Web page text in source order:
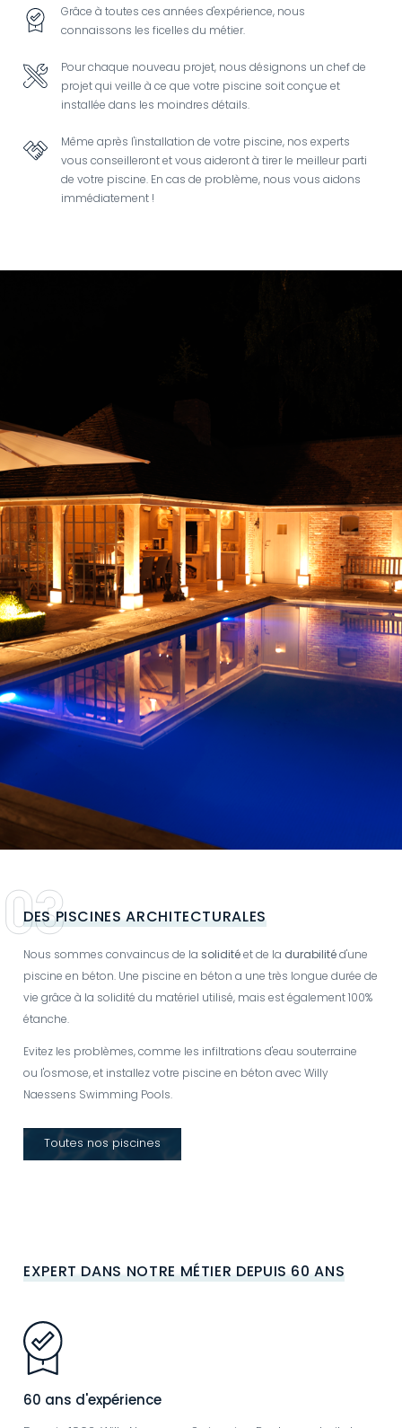
Image
Grâce à toutes ces années d'expérience, nous
connaissons les ficelles du métier.
Image
Pour chaque nouveau projet, nous désignons un chef de
projet qui veille à ce que votre piscine soit conçue et
installée dans les moindres détails.
Image
Même après l'installation de votre piscine, nos experts
vous conseilleront et vous aideront à tirer le meilleur parti
de votre piscine. En cas de problème, nous vous aidons
immédiatement !
DES PISCINES ARCHITECTURALES
Nous sommes convaincus de la soliditéet de la durabilitéd'une
piscine en béton. Une piscine en béton a une très longue durée de
vie grâce à la solidité du matériel utilisé, mais est également 100%
étanche.
Evitez les problèmes, comme les infiltrations d'eau souterraine
ou l'osmose, et installez votre piscine en béton avec Willy
Naessens Swimming Pools.
Toutes nos piscines
EXPERT DANS NOTRE MÉTIER DEPUIS 60 ANS
Image
60 ans d'expérience